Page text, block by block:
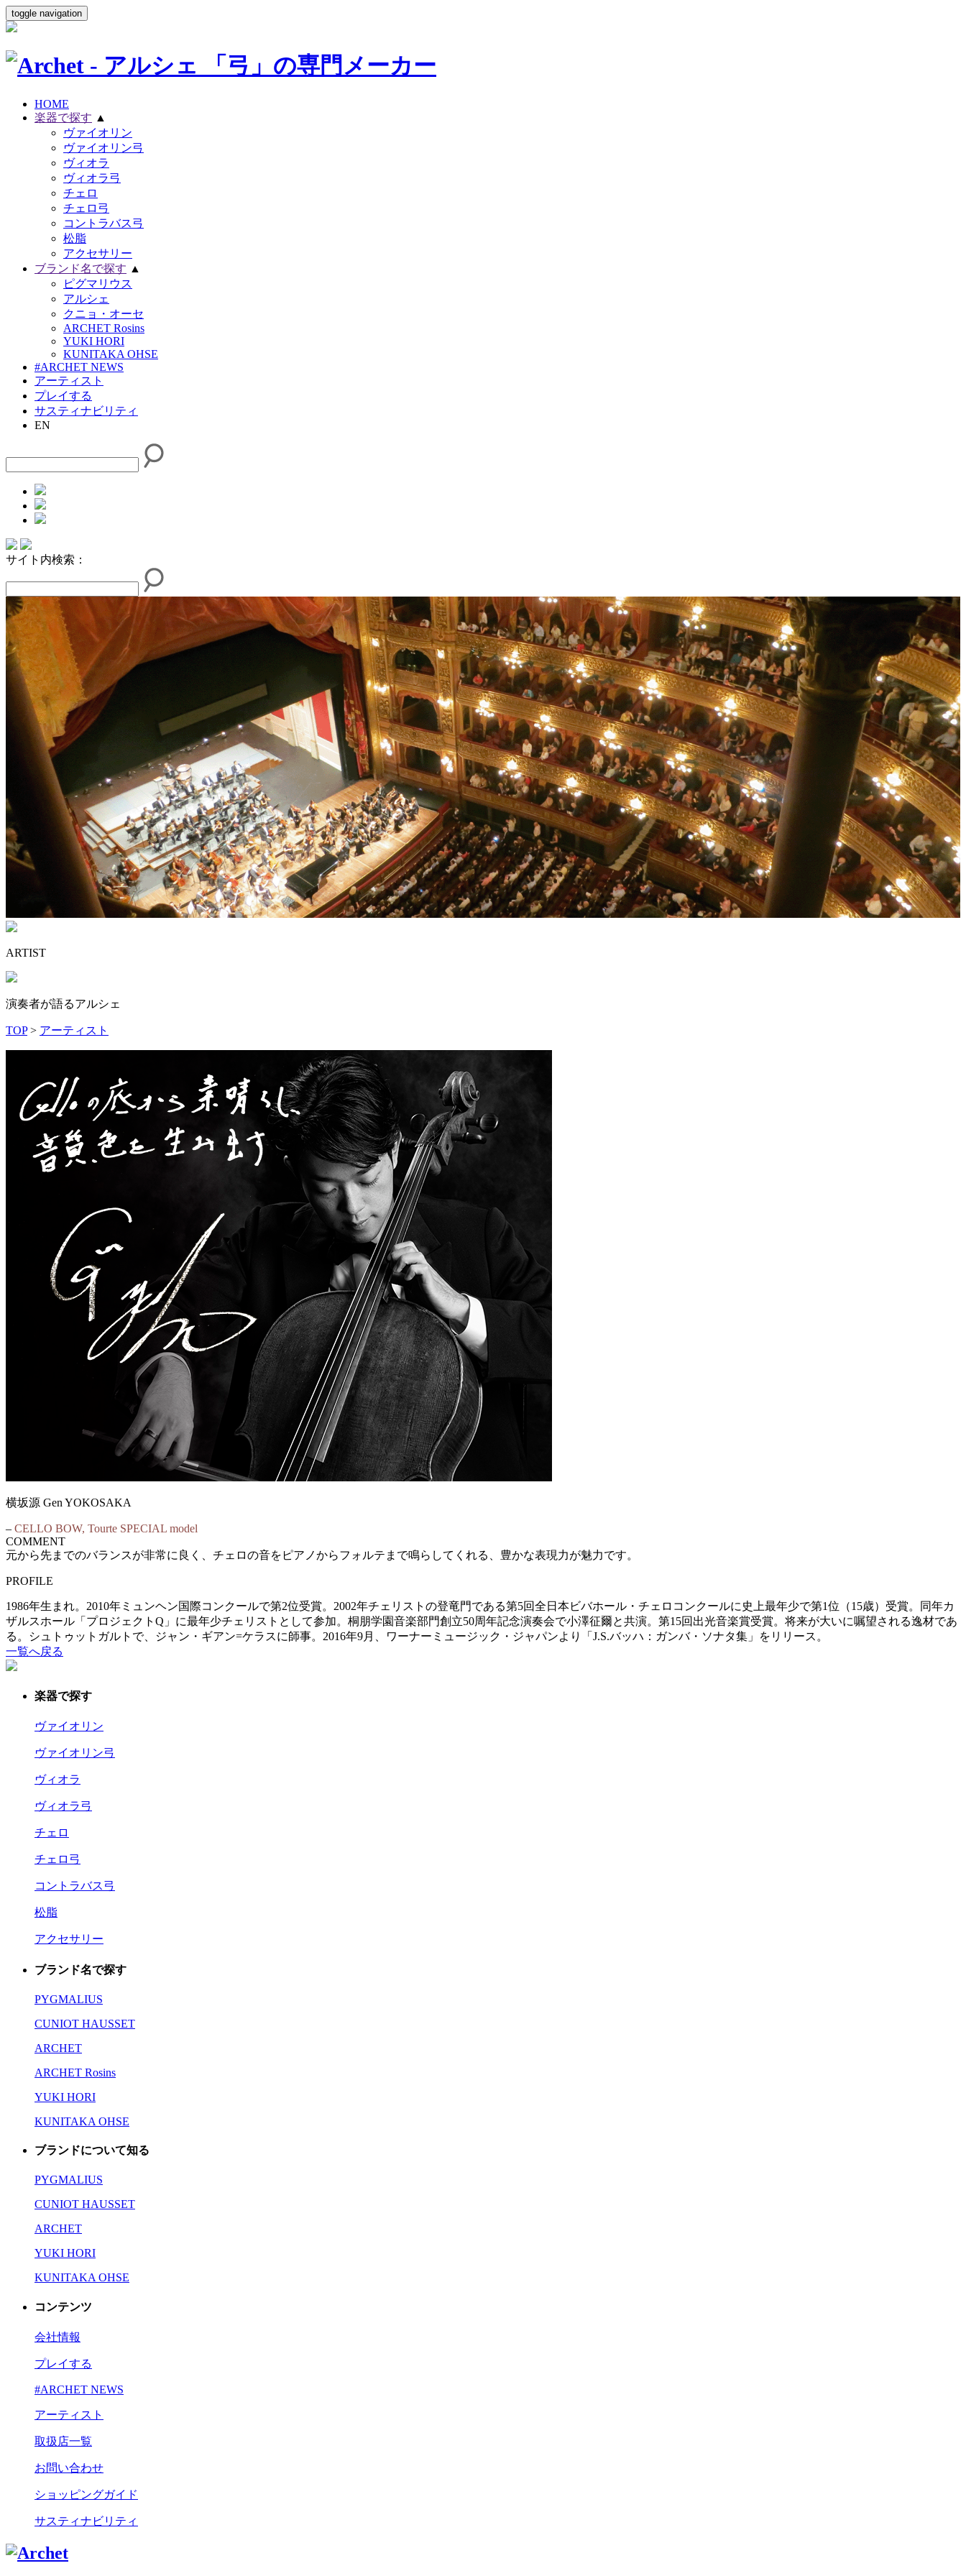
toggle navigation
HOME
楽器で探す ▲
ヴァイオリン
ヴァイオリン弓
ヴィオラ
ヴィオラ弓
チェロ
チェロ弓
コントラバス弓
松脂
アクセサリー
ブランド名で探す ▲
ピグマリウス
アルシェ
クニョ・オーセ
ARCHET Rosins
YUKI HORI
KUNITAKA OHSE
#ARCHET NEWS
アーティスト
プレイする
サスティナビリティ
EN
サイト内検索：
ARTIST
演奏者が語るアルシェ
TOP> アーティスト
横坂源 Gen YOKOSAKA
– CELLO BOW, Tourte SPECIAL model
COMMENT
元から先までのバランスが非常に良く、チェロの音をピアノからフォルテまで鳴らしてくれる、豊かな表現力が魅力です。
PROFILE
1986年生まれ。2010年ミュンヘン国際コンクールで第2位受賞。2002年チェリストの登竜門である第5回全日本ビバホール・チェロコンクールに史上最年少で第1位（15歳）受賞。同年カ
ザルスホール「プロジェクトQ」に最年少チェリストとして参加。桐朋学園音楽部門創立50周年記念演奏会で小澤征爾と共演。第15回出光音楽賞受賞。将来が大いに嘱望される逸材であ
る。シュトゥットガルトで、ジャン・ギアン=ケラスに師事。2016年9月、ワーナーミュージック・ジャパンより「J.S.バッハ：ガンバ・ソナタ集」をリリース。
一覧へ戻る
楽器で探す
ヴァイオリン
ヴァイオリン弓
ヴィオラ
ヴィオラ弓
チェロ
チェロ弓
コントラバス弓
松脂
アクセサリー
ブランド名で探す
PYGMALIUS
CUNIOT HAUSSET
ARCHET
ARCHET Rosins
YUKI HORI
KUNITAKA OHSE
ブランドについて知る
PYGMALIUS
CUNIOT HAUSSET
ARCHET
YUKI HORI
KUNITAKA OHSE
コンテンツ
会社情報
プレイする
#ARCHET NEWS
アーティスト
取扱店一覧
お問い合わせ
ショッピングガイド
サスティナビリティ